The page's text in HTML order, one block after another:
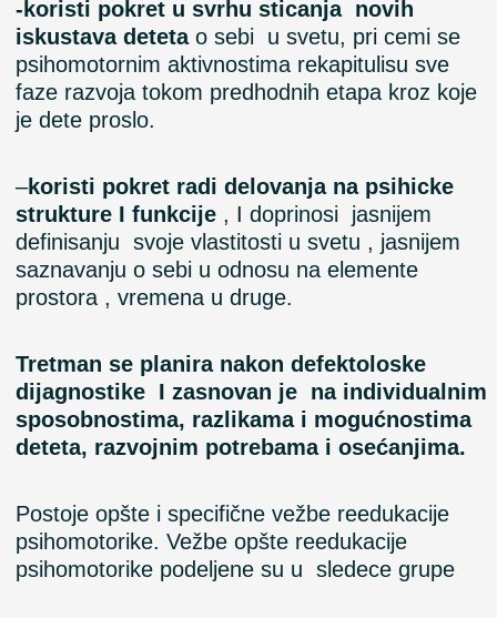
-koristi pokret u svrhu sticanja novih
iskustava deteta o sebi u svetu, pri cemi se
psihomotornim aktivnostima rekapitulisu sve
faze razvoja tokom predhodnih etapa kroz koje
je dete proslo.
–koristi pokret radi delovanja na psihicke
strukture I funkcije , I doprinosi jasnijem
definisanju svoje vlastitosti u svetu , jasnijem
saznavanju o sebi u odnosu na elemente
prostora , vremena u druge.
Tretman se planira nakon defektoloske
dijagnostike I zasnovan je na individualnim
sposobnostima, razlikama i mogućnostima
deteta, razvojnim potrebama i osećanjima.
Postoje opšte i specifične vežbe reedukacije
psihomotorike. Vežbe opšte reedukacije
psihomotorike podeljene su u sledece grupe